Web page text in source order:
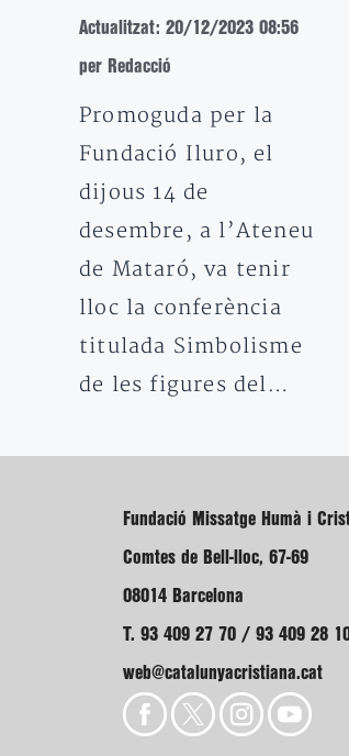
Actualitzat: 20/12/2023 08:56
per Redacció
Promoguda per la
Fundació Iluro, el
dijous 14 de
desembre, a l’Ateneu
de Mataró, va tenir
lloc la conferència
titulada Simbolisme
de les figures del…
Fundació Missatge Humà i
Comtes de Bell-lloc, 67-69
08014 Barcelona
T. 93 409 27 70 / 93 409 28
web@catalunyacristiana.cat